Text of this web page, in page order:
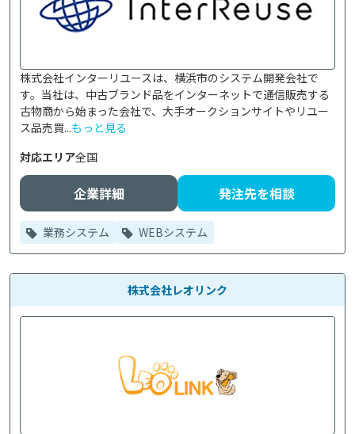
株式会社インターリユースは、横浜市のシステム開発会社で
す。当社は、中古ブランド品をインターネットで通信販売する
古物商から始まった会社で、大手オークションサイトやリユー
ス品売買...もっと見る
対応エリア全国
企業詳細 発注先を相談
業務システム WEBシステム
株式会社レオリンク